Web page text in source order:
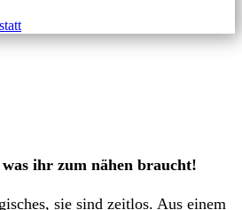
ihr zum nähen braucht!
sie sind zeitlos. Aus einem